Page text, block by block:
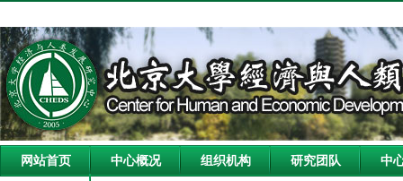
网站首页 中心概况 组织机构 研究团队 中